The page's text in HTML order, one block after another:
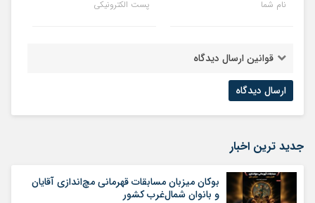
نام شما پست الکترونیکی
قوانین ارسال دیدگاه
جدید ترین اخبار
بوکان میزبان مسابقات قهرمانی مچ‌اندازی آقایان
و بانوان شمال‌غرب کشور